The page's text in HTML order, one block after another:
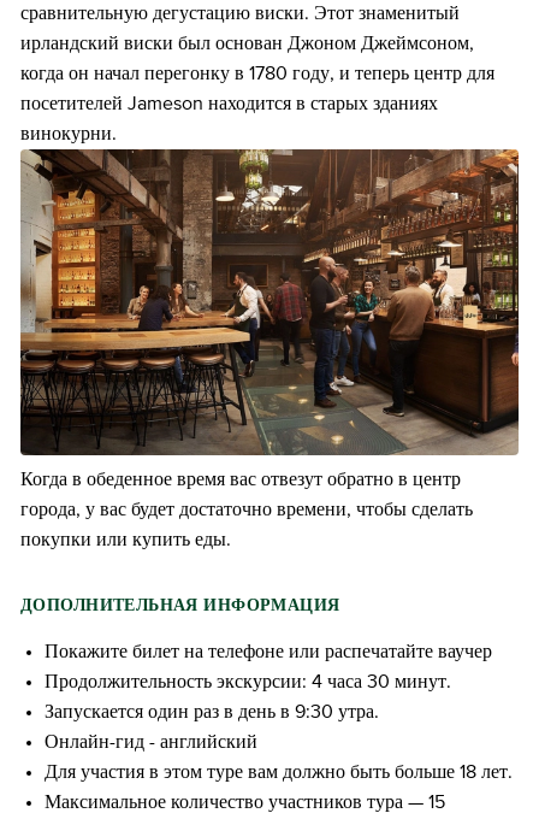
сравнительную дегустацию виски. Этот знаменитый
ирландский виски был основан Джоном Джеймсоном,
когда он начал перегонку в 1780 году, и теперь центр для
посетителей Jameson находится в старых зданиях
винокурни.
Когда в обеденное время вас отвезут обратно в центр
города, у вас будет достаточно времени, чтобы сделать
покупки или купить еды.
ДОПОЛНИТЕЛЬНАЯ ИНФОРМАЦИЯ
Покажите билет на телефоне или распечатайте ваучер
Продолжительность экскурсии: 4 часа 30 минут.
Запускается один раз в день в 9:30 утра.
Онлайн-гид - английский
Для участия в этом туре вам должно быть больше 18 лет.
Максимальное количество участников тура — 15